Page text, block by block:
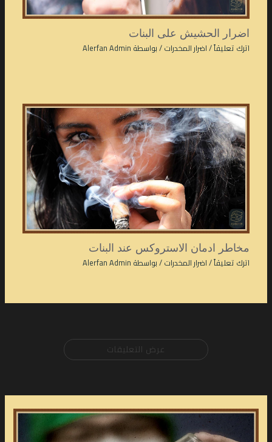
اضرار الحشيش على البنات
اترك تعليقاً/اضرار المخدرات/ بواسطة Alerfan Admin
مخاطر ادمان الاستروكس عند البنات
اترك تعليقاً/اضرار المخدرات/ بواسطة Alerfan Admin
عرض التعليقات